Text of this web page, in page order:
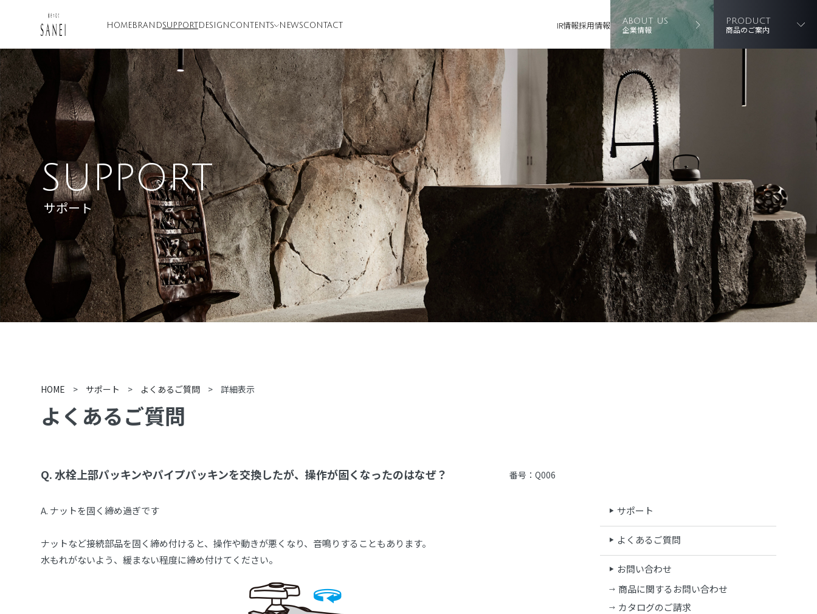
HOME BRANDSUPPORT DESIGN CONTENTS NEWSCONTACT IR情報採用情報 ABOUT US
企業情報
PRODUCT
商品のご案内
SUPPORT
サポート
HOME > サポート > よくあるご質問 > 詳細表示
よくあるご質問
Q.水栓上部パッキンやパイプパッキンを交換したが、操作が固くなったのはなぜ？ 番号：Q006
A. ナットを固く締め過ぎです
ナットなど接続部品を固く締め付けると、操作や動きが悪くなり、音鳴りすることもあります。
水もれがないよう、緩まない程度に締め付けてください。
サポート
よくあるご質問
お問い合わせ
商品に関するお問い合わせ
カタログのご請求